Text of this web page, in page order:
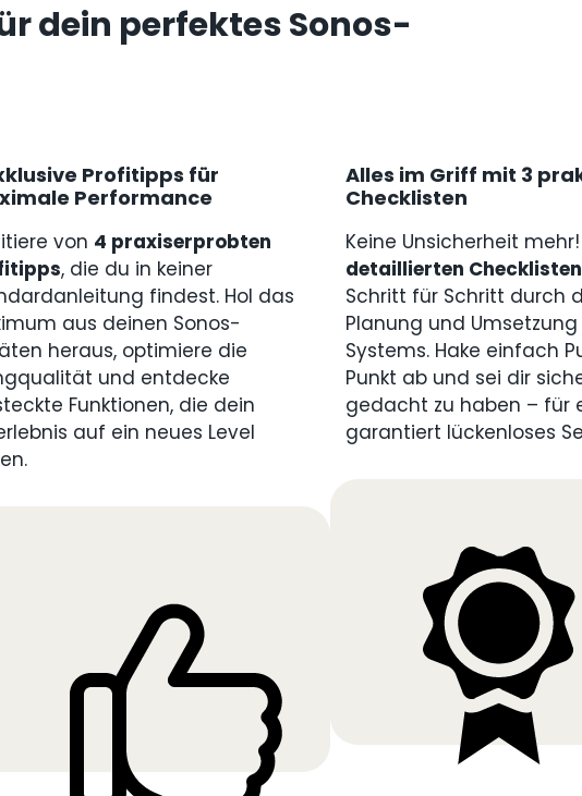
dein perfektes Sonos-
Profitipps für
Performance
von 4 praxiserprobten
, die du in keiner
findest. Hol das
aus deinen Sonos-
heraus, optimiere die
und entdecke
Funktionen, die dein
auf ein neues Level
Alles im Griff mit 3
Checklisten
Keine Unsicherheit
detaillierten Checklisten
Schritt für Schritt durch
Planung und
Systems. Hake einfach
Punkt ab und sei dir
gedacht zu haben – für
garantiert lückenloses